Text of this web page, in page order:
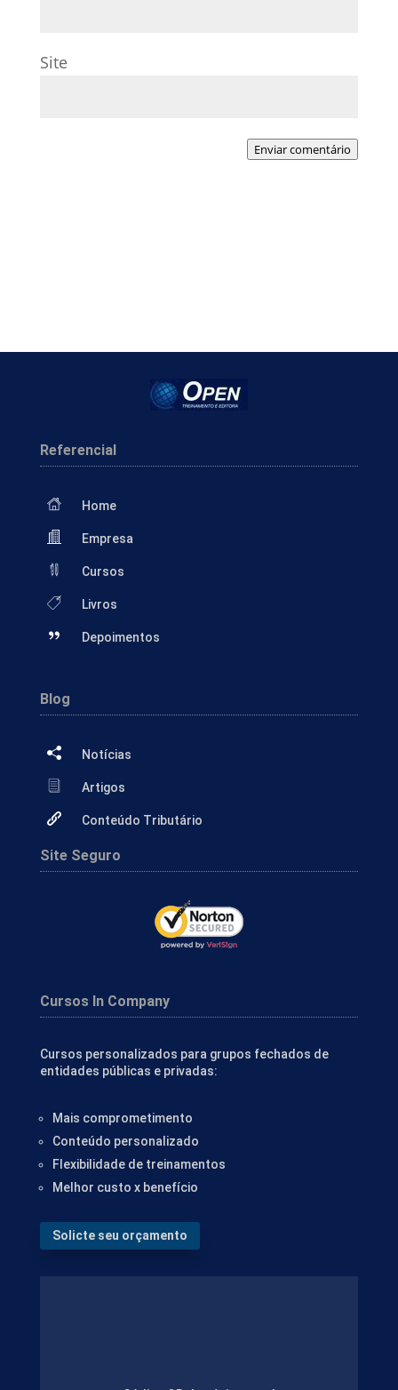
Site
Enviar comentário
Referencial
Home
Empresa
Cursos
Livros
Depoimentos
Blog
Notícias
Artigos
Conteúdo Tributário
Site Seguro
Cursos In Company
Cursos personalizados para grupos fechados de
entidades públicas e privadas:
Mais comprometimento
Conteúdo personalizado
Flexibilidade de treinamentos
Melhor custo x benefício
Solicte seu orçamento